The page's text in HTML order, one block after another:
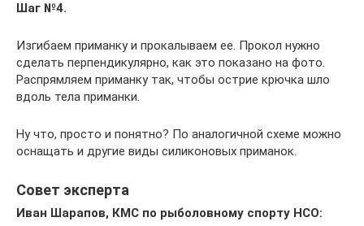
Шаг №4.
Изгибаем приманку и прокалываем ее. Прокол нужно
сделать перпендикулярно, как это показано на фото.
Распрямляем приманку так, чтобы острие крючка шло
вдоль тела приманки.
Ну что, просто и понятно? По аналогичной схеме можно
оснащать и другие виды силиконовых приманок.
Совет эксперта
Иван Шарапов, КМС по рыболовному спорту НСО: